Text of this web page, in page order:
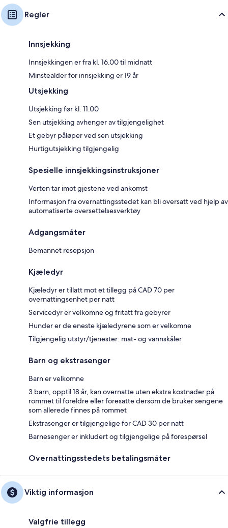
Regler
Innsjekking
Innsjekkingen er fra kl. 16.00 til midnatt
Minstealder for innsjekking er 19 år
Utsjekking
Utsjekking før kl. 11.00
Sen utsjekking avhenger av tilgjengelighet
Et gebyr påløper ved sen utsjekking
Hurtigutsjekking tilgjengelig
Spesielle innsjekkingsinstruksjoner
Verten tar imot gjestene ved ankomst
Informasjon fra overnattingsstedet kan bli oversatt ved hjelp av
automatiserte oversettelsesverktøy
Adgangsmåter
Bemannet resepsjon
Kjæledyr
Kjæledyr er tillatt mot et tillegg på CAD 70 per
overnattingsenhet per natt
Servicedyr er velkomne og fritatt fra gebyrer
Hunder er de eneste kjæledyrene som er velkomne
Tilgjengelig utstyr/tjenester: mat- og vannskåler
Barn og ekstrasenger
Barn er velkomne
3 barn, opptil 18 år, kan overnatte uten ekstra kostnader på
rommet til foreldre eller foresatte dersom de bruker sengene
som allerede finnes på rommet
Ekstrasenger er tilgjengelige for CAD 30 per natt
Barnesenger er inkludert og tilgjengelige på forespørsel
Overnattingsstedets betalingsmåter
Viktig informasjon
Valgfrie tillegg